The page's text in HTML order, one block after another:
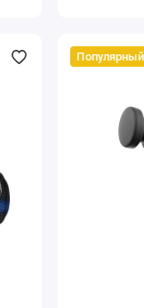
Популярный